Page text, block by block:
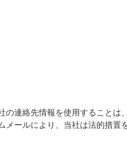
連絡先情報を使用することは
ールにより、当社は法的措置